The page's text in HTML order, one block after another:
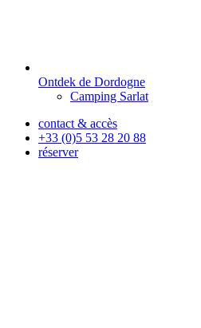
Ontdek de Dordogne
Camping Sarlat
contact & accès
+33 (0)5 53 28 20 88
réserver